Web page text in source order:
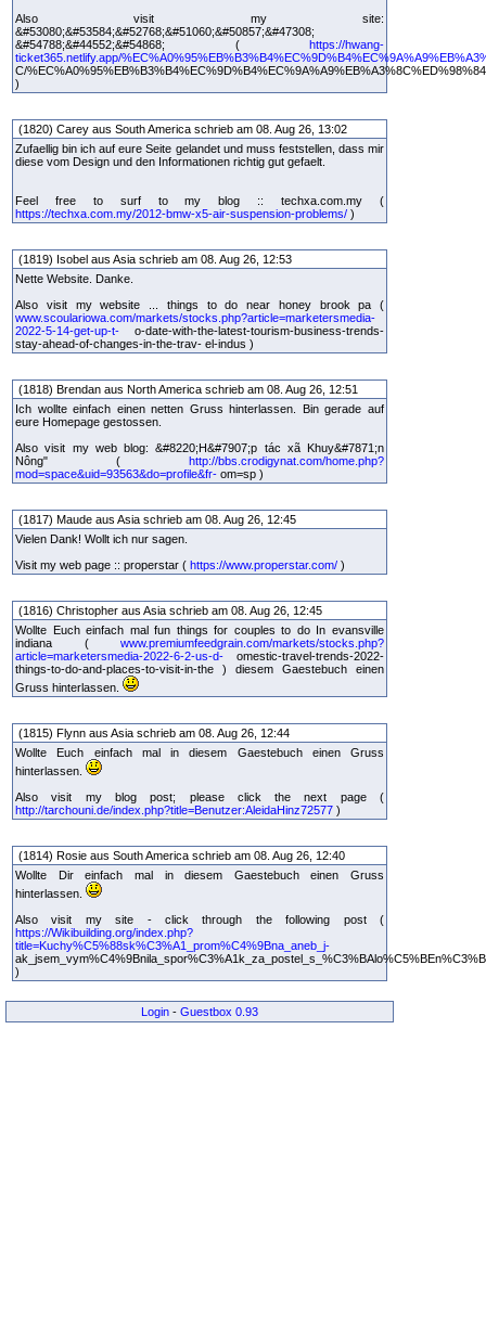
Also visit my site:
&#53080;&#53584;&#52768;&#51060;&#50857;&#47308;
&#54788;&#44552;&#54868; ( https://hwang-
ticket365.netlify.app/
C/
)
(1820) Carey aus South America schrieb am 08. Aug 26, 13:02
Zufaellig bin ich auf eure Seite gelandet und muss feststellen, dass mir
diese vom Design und den Informationen richtig gut gefaelt.
Feel free to surf to my blog :: techxa.com.my (
https://techxa.com.my/2012-bmw-x5-air-suspension-problems/ )
(1819) Isobel aus Asia schrieb am 08. Aug 26, 12:53
Nette Website. Danke.
Also visit my website ... things to do near honey brook pa (
www.scoulariowa.com/markets/stocks.php?article=marketersmedia-
2022-5-14-get-up-t- o-date-with-the-latest-tourism-business-trends-
stay-ahead-of-changes-in-the-trav- el-indus )
(1818) Brendan aus North America schrieb am 08. Aug 26, 12:51
Ich wollte einfach einen netten Gruss hinterlassen. Bin gerade auf
eure Homepage gestossen.
Also visit my web blog: &#8220;H&#7907;p tác xã Khuy&#7871;n
Nông" ( http://bbs.crodigynat.com/home.php?
mod=space&uid=93563&do=profile&fr- om=sp )
(1817) Maude aus Asia schrieb am 08. Aug 26, 12:45
Vielen Dank! Wollt ich nur sagen.
Visit my web page :: properstar ( https://www.properstar.com/ )
(1816) Christopher aus Asia schrieb am 08. Aug 26, 12:45
Wollte Euch einfach mal fun things for couples to do In evansville
indiana ( www.premiumfeedgrain.com/markets/stocks.php?
article=marketersmedia-2022-6-2-us-d- omestic-travel-trends-2022-
things-to-do-and-places-to-visit-in-the ) diesem Gaestebuch einen
Gruss hinterlassen.
(1815) Flynn aus Asia schrieb am 08. Aug 26, 12:44
Wollte Euch einfach mal in diesem Gaestebuch einen Gruss
hinterlassen.
Also visit my blog post; please click the next page (
http://tarchouni.de/index.php?title=Benutzer:AleidaHinz72577 )
(1814) Rosie aus South America schrieb am 08. Aug 26, 12:40
Wollte Dir einfach mal in diesem Gaestebuch einen Gruss
hinterlassen.
Also visit my site - click through the following post (
https://Wikibuilding.org/index.php?
title=Kuchy%C5%88sk%C3%A1_prom%C4%9Bna_aneb_j-
)
Login - Guestbox 0.93